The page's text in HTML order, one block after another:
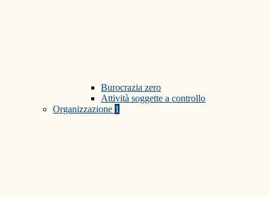
Burocrazia zero
Attività soggette a controllo
Organizzazione 1